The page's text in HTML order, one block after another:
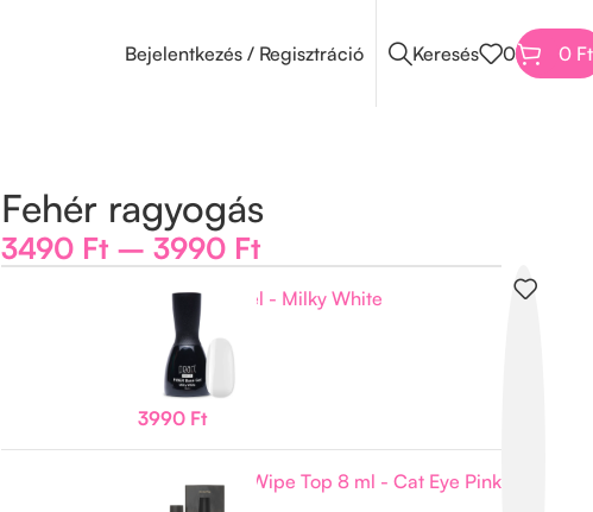
Bejelentkezés / Regisztráció Keresés 0 0 Ft
Fehér ragyogás
3490 Ft – 3990 Ft
Fiber Base Gel - Milky White
Tovább olvasom
3990 Ft
Elfogyott
MAKEAR No Wipe Top 8 ml - Cat Eye Pink